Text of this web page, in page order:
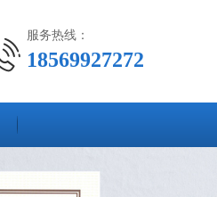
服务热线：
18569927272